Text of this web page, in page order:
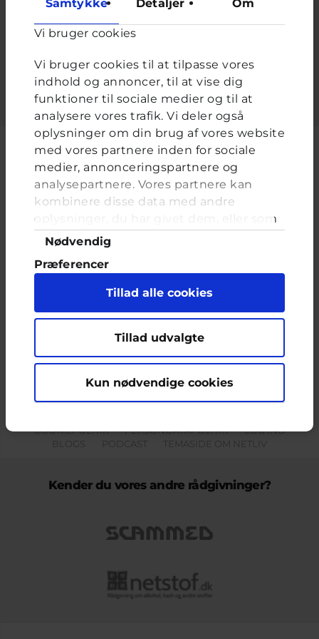
Samtykke Detaljer Om
Vi bruger cookies
Vi bruger cookies til at tilpasse vores
indhold og annoncer, til at vise dig
funktioner til sociale medier og til at
analysere vores trafik. Vi deler også
oplysninger om din brug af vores website
med vores partnere inden for sociale
medier, annonceringspartnere og
analysepartnere. Vores partnere kan
kombinere disse data med andre
oplysninger, du har givet dem, eller som
de har indsamlet fra din brug af deres
tjenester. Du samtykker til vores cookies,
hvis du fortsætter med at anvende vores
hjemmeside.
Samtykkevalg
Nødvendig
Præferencer
Marketing
Tillad alle cookies
Tillad udvalgte
Kun nødvendige cookies
Adgangskode*
Cyberhus er et klubhus på nettet for dig op til 25 år. Du kan skrive til
en voksen og få rådgivning i vores brevkasser og chat, dele dine
tanker i ung-til-ung eller bare hænge ud, og læse med. I Cyberhus
kan du være dig selv, og har du brug for en voksen, vil vi gerne lytte
ikke nødvendigvis den Europæiske Unions holdninger.
COOKIEPOLITIK
PERSONDATAPOLITIK
LOG IND
BLOGS
PODCAST TEMASIDE OM NETLIV
Kender du vores andre rådgivninger?